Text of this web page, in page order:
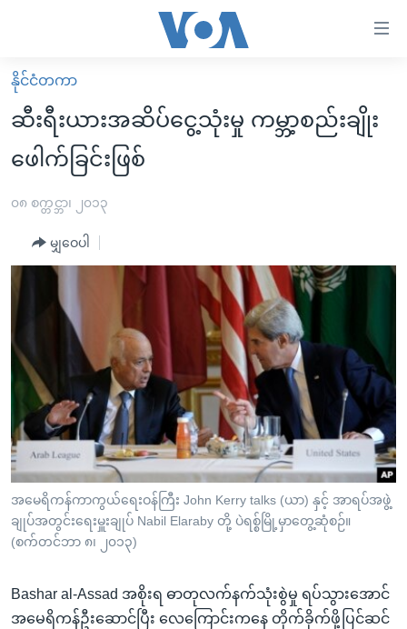
လွယ်ကူ
စေ
သည့်
များ
အကြောင်းအရာ
သို့
ညွန်း
စာမျက်နှာ
သို့
ကျော်
ကြည့်
မူလစာမျက်နှာ
မြန်မာ
ကမ္ဘာ့သတင်းများ
ရပ်ဝန်းတခု လမ်းတခု အလွန်
အင်္ဂလိပ်စာလေ့လာမယ်
အမေရိကန်သုံးအီဒီယံ
မကြေးမုံရဲ့ အင်္ဂလိပ်စာ
ရုပ်ရှင်ထဲက အင်္ဂလိပ်စာ
သုတပဒေသာ အင်္ဂလိပ်စာ
အပတ်စဉ်ကဏ္ဍများ
တီဗွီ
ရေဒီယိုနှင့်ရုပ်သံ အချက်အလက်များ
ရေဒီယို/တီဗွီအစီအစဉ်
Learning English
ဗွီအိုအေ လူမှုကွန်ယက်များ
နိုင်ငံတကာ
ဆီးရီးယားအဆိပ်ငွေ့သုံးမှု ကမ္ဘာ့စည်းချိုး
ဖေါက်ခြင်းဖြစ်
၀၈ စက္တင္ဘာ၊ ၂၀၁၃
မျှဝေပါ
အမေရိကန်ကာကွယ်ရေးဝန်ကြီး John Kerry talks (ယာ) နှင့် အာရပ်အဖွဲ့
ချုပ်အတွင်းရေးမှူးချုပ် Nabil Elaraby တို့ ပဲရစ္စ်မြို့မှာတွေ့ဆုံစဉ်။
(စက်တင်ဘာ ၈၊ ၂၀၁၃)
Bashar al-Assad အစိုးရ ဓာတုလက်နက်သုံးစွဲမှု ရပ်သွားအောင်
အမေရိကန်ဦးဆောင်ပြီး လေကြောင်းကနေ တိုက်ခိုက်ဖို့ပြင်ဆင်